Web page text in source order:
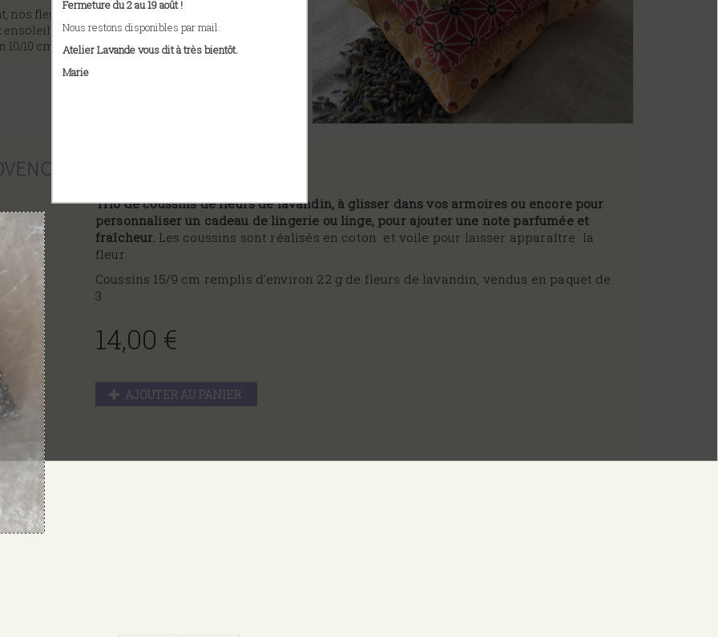
fleurs sont cultivés sur le plateau de Sault
Elles sont gorgées de soleil et
10 cm environ 25 g de fleurs, vendus par 3
Trio de coussins de fleurs de lavandin, à glisser dans vos armoires ou encore pour
personnaliser un cadeau de lingerie ou linge, pour ajouter une note parfumée et
fraîcheur. Les coussins sont réalisés en coton et voile pour laisser apparaître la
fleur.
Coussins 15/9 cm remplis d'environ 22 g de fleurs de lavandin, vendus en paquet de
3
14,00 €
AJOUTER AU PANIER
Fermeture du 2 au 19 août !
Nous restons disponibles par mail.
Atelier Lavande vous dit à très bientôt.
Marie